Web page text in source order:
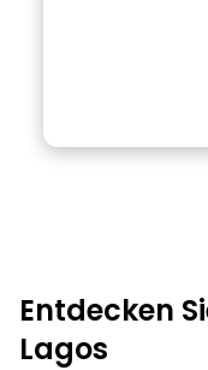
Entdecken
Lagos